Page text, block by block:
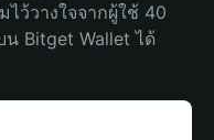
ว้วางใจจากผู้ใช้ 40
Bitget Wallet ได้